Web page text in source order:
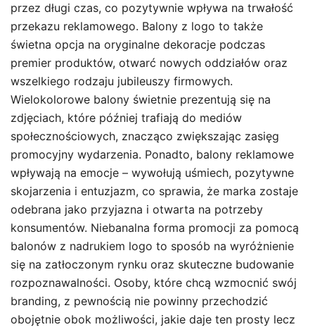
przez długi czas, co pozytywnie wpływa na trwałość
przekazu reklamowego. Balony z logo to także
świetna opcja na oryginalne dekoracje podczas
premier produktów, otwarć nowych oddziałów oraz
wszelkiego rodzaju jubileuszy firmowych.
Wielokolorowe balony świetnie prezentują się na
zdjęciach, które później trafiają do mediów
społecznościowych, znacząco zwiększając zasięg
promocyjny wydarzenia. Ponadto, balony reklamowe
wpływają na emocje – wywołują uśmiech, pozytywne
skojarzenia i entuzjazm, co sprawia, że marka zostaje
odebrana jako przyjazna i otwarta na potrzeby
konsumentów. Niebanalna forma promocji za pomocą
balonów z nadrukiem logo to sposób na wyróżnienie
się na zatłoczonym rynku oraz skuteczne budowanie
rozpoznawalności. Osoby, które chcą wzmocnić swój
branding, z pewnością nie powinny przechodzić
obojętnie obok możliwości, jakie daje ten prosty lecz